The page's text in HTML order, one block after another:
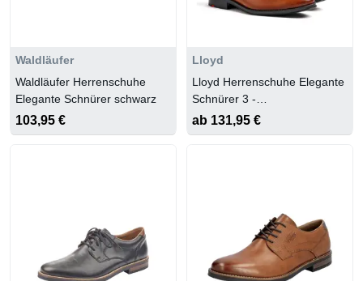
Waldläufer
Waldläufer Herrenschuhe
Elegante Schnürer schwarz
103,95 €
Lloyd
Lloyd Herrenschuhe Elegante
Schnürer 3 -
COGNAC/MIDNIGHT
ab 131,95 €